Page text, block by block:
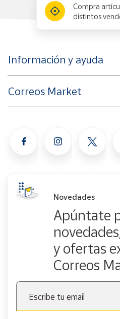
Compra
distintos
Información y ayuda
Correos Market
Novedades
Apúntate
y ofertas
Correos
Escribe tu email